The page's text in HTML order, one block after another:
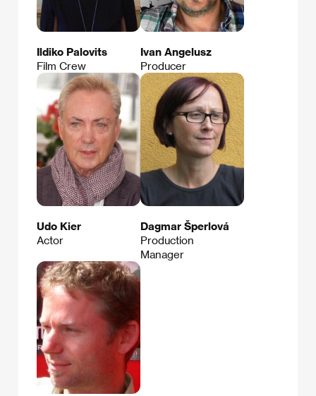
Ildiko Palovits
Film Crew
Ivan Angelusz
Producer
Udo Kier
Actor
Dagmar Šperlová
Production
Manager